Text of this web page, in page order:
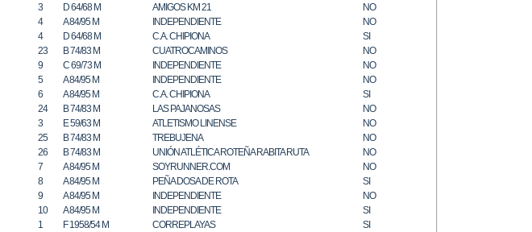
3 D 64/68 M AMIGOS KM 21
NO
4 A 84/95 M INDEPENDIENTE
NO
4 D 64/68 M C.A. CHIPIONA
SI
23 B 74/83 M CUATROCAMINOS
NO
9 C 69/73 M INDEPENDIENTE
NO
5 A 84/95 M INDEPENDIENTE
NO
6 A 84/95 M C.A. CHIPIONA
SI
24 B 74/83 M LAS PAJANOSAS
NO
3 E 59/63 M ATLETISMO LINENSE
NO
25 B 74/83 M TREBUJENA
NO
26 B 74/83 M UNIÓN ATLÉTICA ROTEÑA RABITA RUTA
NO
7 A 84/95 M SOYRUNNER.COM
NO
8 A 84/95 M PEÑA DOSA DE ROTA
SI
9 A 84/95 M INDEPENDIENTE
NO
10 A 84/95 M INDEPENDIENTE
SI
1 F 1958/54 M CORREPLAYAS
SI